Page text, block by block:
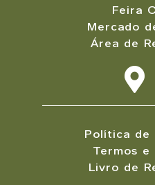
Feira
Mercado
Área de
Política de
Termos e
Livro de